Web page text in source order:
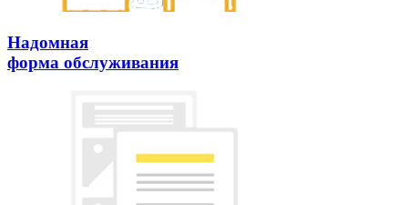
Надомная
форма обслуживания